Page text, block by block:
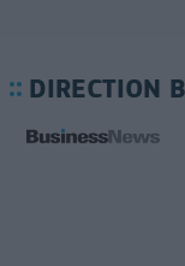
DIRECTION